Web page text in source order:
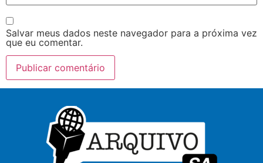
Salvar meus dados neste navegador para a próxima vez
que eu comentar.